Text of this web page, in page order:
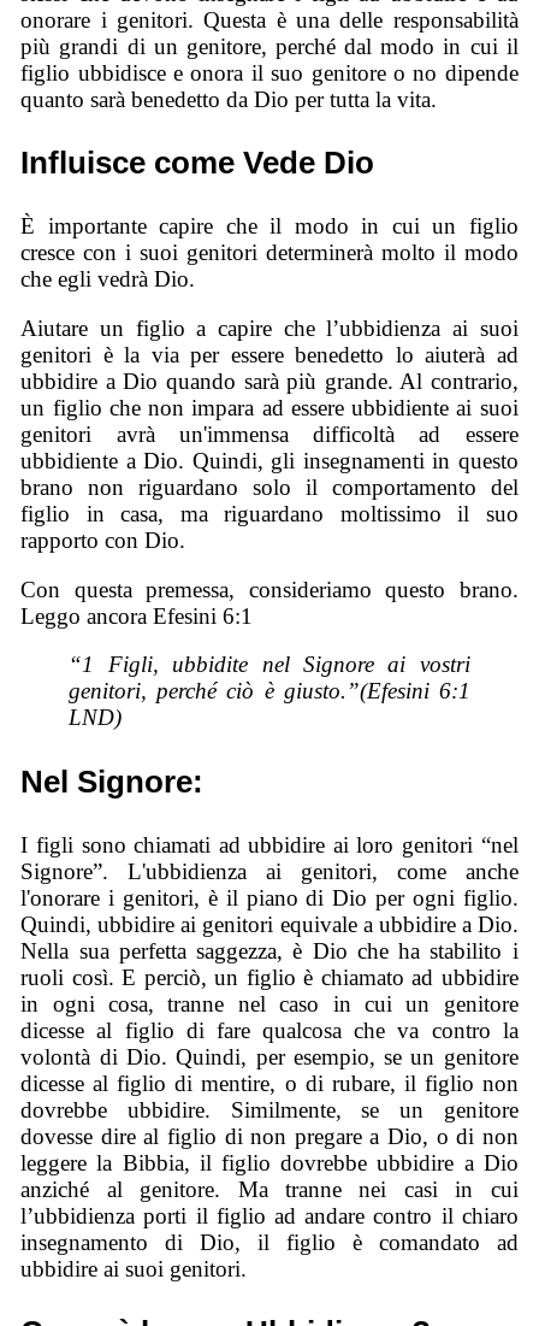
onorare i genitori. Questa è una delle responsabilità
più grandi di un genitore, perché dal modo in cui il
figlio ubbidisce e onora il suo genitore o no dipende
quanto sarà benedetto da Dio per tutta la vita.
Influisce come Vede Dio
È importante capire che il modo in cui un figlio
cresce con i suoi genitori determinerà molto il modo
che egli vedrà Dio.
Aiutare un figlio a capire che l’ubbidienza ai suoi
genitori è la via per essere benedetto lo aiuterà ad
ubbidire a Dio quando sarà più grande. Al contrario,
un figlio che non impara ad essere ubbidiente ai suoi
genitori avrà un'immensa difficoltà ad essere
ubbidiente a Dio. Quindi, gli insegnamenti in questo
brano non riguardano solo il comportamento del
figlio in casa, ma riguardano moltissimo il suo
rapporto con Dio.
Con questa premessa, consideriamo questo brano.
Leggo ancora Efesini 6:1
“1 Figli, ubbidite nel Signore ai vostri
genitori, perché ciò è giusto.”(Efesini 6:1
LND)
Nel Signore:
I figli sono chiamati ad ubbidire ai loro genitori “nel
Signore”. L'ubbidienza ai genitori, come anche
l'onorare i genitori, è il piano di Dio per ogni figlio.
Quindi, ubbidire ai genitori equivale a ubbidire a Dio.
Nella sua perfetta saggezza, è Dio che ha stabilito i
ruoli così. E perciò, un figlio è chiamato ad ubbidire
in ogni cosa, tranne nel caso in cui un genitore
dicesse al figlio di fare qualcosa che va contro la
volontà di Dio. Quindi, per esempio, se un genitore
dicesse al figlio di mentire, o di rubare, il figlio non
dovrebbe ubbidire. Similmente, se un genitore
dovesse dire al figlio di non pregare a Dio, o di non
leggere la Bibbia, il figlio dovrebbe ubbidire a Dio
anziché al genitore. Ma tranne nei casi in cui
l’ubbidienza porti il figlio ad andare contro il chiaro
insegnamento di Dio, il figlio è comandato ad
ubbidire ai suoi genitori.